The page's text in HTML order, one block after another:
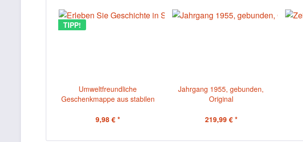
TIPP!
Umweltfreundliche
Geschenkmappe aus stabilen
9,98 € *
Jahrgang 1955, gebunden,
Original
219,99 € *